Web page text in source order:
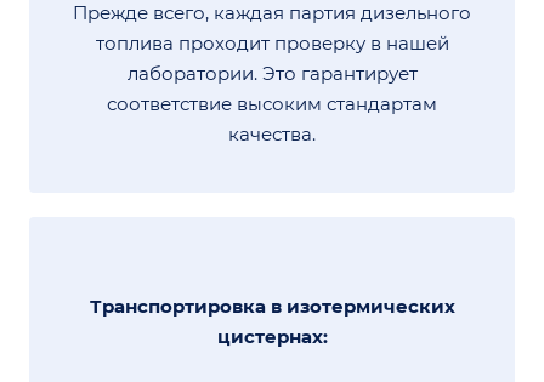
Прежде всего, каждая партия дизельного
топлива проходит проверку в нашей
лаборатории. Это гарантирует
соответствие высоким стандартам
качества.
Транспортировка в изотермических
цистернах: